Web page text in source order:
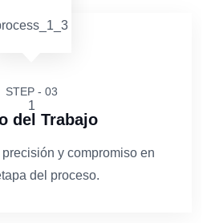
STEP - 03
del Trabajo
y compromiso en
del proceso.